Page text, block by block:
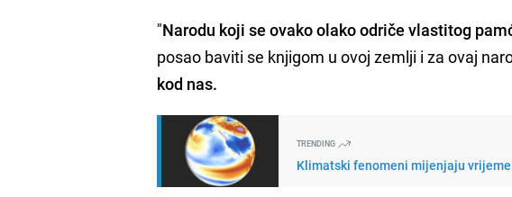
"Narodu koji se ovako olako odriče vlastitog
posao baviti se knjigom u ovoj zemlji i za ovaj
kod nas.
TRENDING
Klimatski fenomeni mijenjaju